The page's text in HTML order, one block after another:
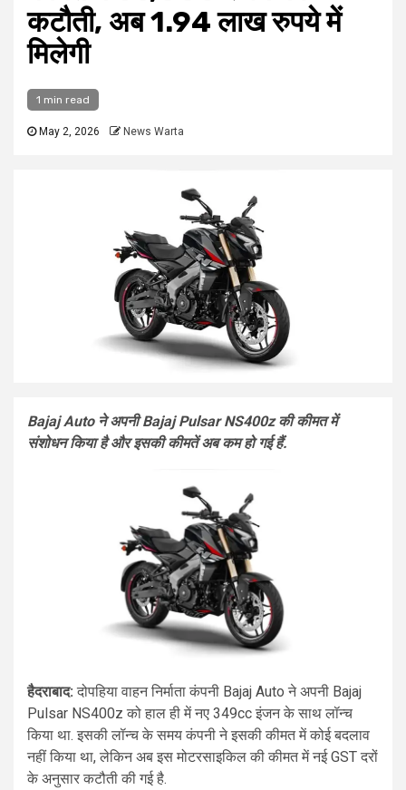
कटौती, अब 1.94 लाख रुपये में
मिलेगी
1 min read
May 2, 2026 News Warta
Bajaj Auto ने अपनी Bajaj Pulsar NS400z की कीमत में
संशोधन किया है और इसकी कीमतें अब कम हो गई हैं.
हैदराबाद: दोपहिया वाहन निर्माता कंपनी Bajaj Auto ने अपनी Bajaj
Pulsar NS400z को हाल ही में नए 349cc इंजन के साथ लॉन्च
किया था. इसकी लॉन्च के समय कंपनी ने इसकी कीमत में कोई बदलाव
नहीं किया था, लेकिन अब इस मोटरसाइकिल की कीमत में नई GST दरों
के अनुसार कटौती की गई है.